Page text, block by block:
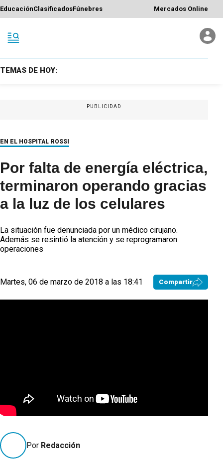
EducaciónClasificadosFúnebres Mercados Online
TEMAS DE HOY:
PUBLICIDAD
EN EL HOSPITAL ROSSI
Por falta de energía eléctrica,
terminaron operando gracias
a la luz de los celulares
La situación fue denunciada por un médico cirujano.
Además se resintió la atención y se reprogramaron
operaciones
Martes, 06 de marzo de 2018 a las 18:41 Compartir
Por Redacción